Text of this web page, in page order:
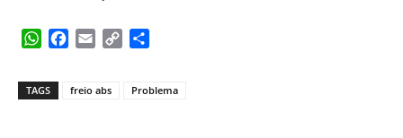
WhatsApp
Facebook
Email Copy
TAGS freio abs Problema